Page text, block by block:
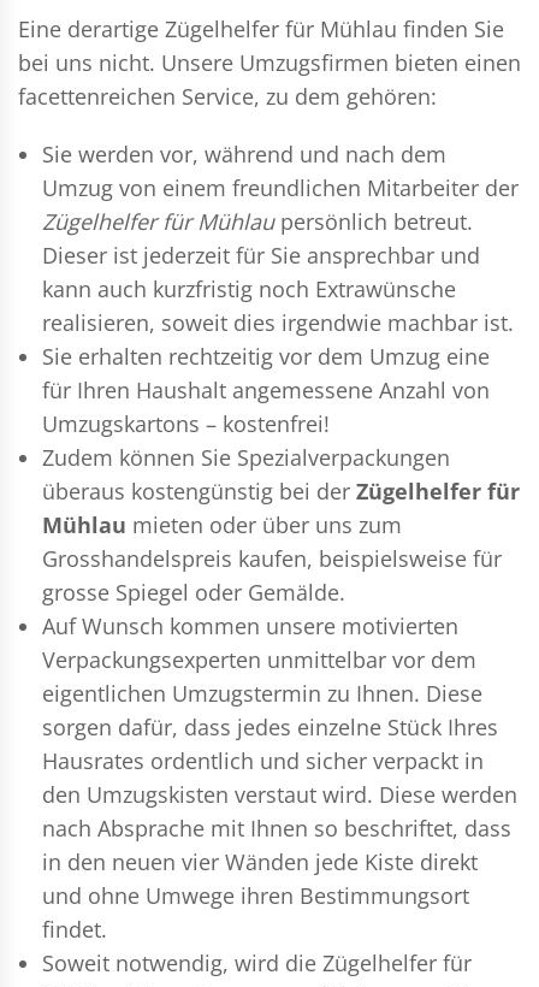
Eine derartige Zügelhelfer für Mühlau finden Sie
bei uns nicht. Unsere Umzugsfirmen bieten einen
facettenreichen Service, zu dem gehören:
Sie werden vor, während und nach dem
Umzug von einem freundlichen Mitarbeiter der
Zügelhelfer für Mühlaupersönlich betreut.
Dieser ist jederzeit für Sie ansprechbar und
kann auch kurzfristig noch Extrawünsche
realisieren, soweit dies irgendwie machbar ist.
Sie erhalten rechtzeitig vor dem Umzug eine
für Ihren Haushalt angemessene Anzahl von
Umzugskartons – kostenfrei!
Zudem können Sie Spezialverpackungen
überaus kostengünstig bei der Zügelhelfer für
Mühlau mieten oder über uns zum
Grosshandelspreis kaufen, beispielsweise für
grosse Spiegel oder Gemälde.
Auf Wunsch kommen unsere motivierten
Verpackungsexperten unmittelbar vor dem
eigentlichen Umzugstermin zu Ihnen. Diese
sorgen dafür, dass jedes einzelne Stück Ihres
Hausrates ordentlich und sicher verpackt in
den Umzugskisten verstaut wird. Diese werden
nach Absprache mit Ihnen so beschriftet, dass
in den neuen vier Wänden jede Kiste direkt
und ohne Umwege ihren Bestimmungsort
findet.
Soweit notwendig, wird die Zügelhelfer für